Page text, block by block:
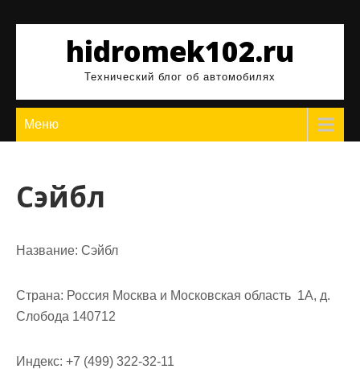
содержимомуhidromek102.ru
Технический блог об автомобилях
Меню
Сэйбл
Название: Сэйбл
Страна: Россия Москва и Московская область 1А, д.
Слобода 140712
Индекс: +7 (499) 322-32-11